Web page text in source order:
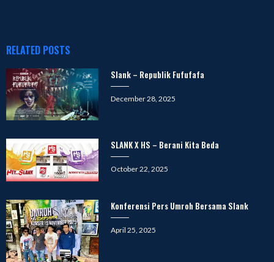
RELATED POSTS
Slank – Republik Fufufafa
Posted
December 28, 2025
SLANK X HS – Berani Kita Beda
Posted
October 22, 2025
Konferensi Pers Umroh Bersama Slank
Posted
April 25, 2025